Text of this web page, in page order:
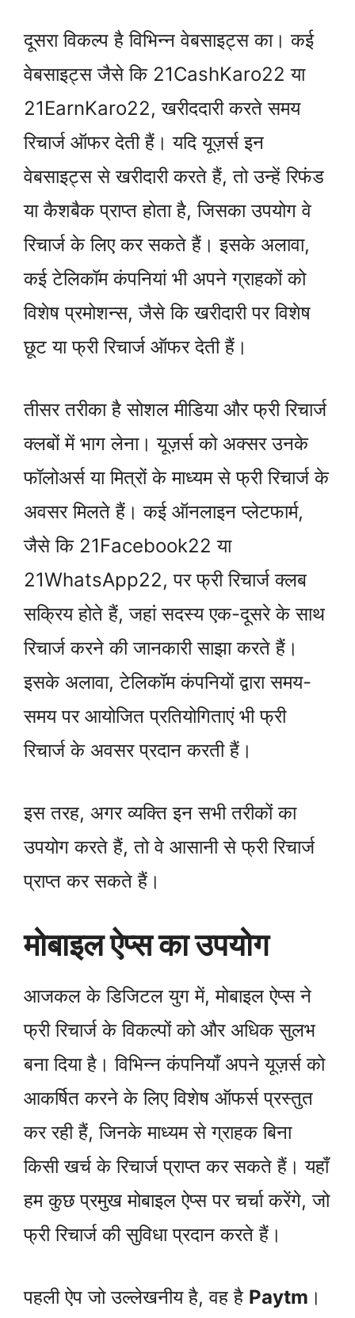
दूसरा विकल्प है विभिन्न वेबसाइट्स का। कई
वेबसाइट्स जैसे कि 21CashKaro22 या
21EarnKaro22, खरीददारी करते समय
रिचार्ज ऑफर देती हैं। यदि यूज़र्स इन
वेबसाइट्स से खरीदारी करते हैं, तो उन्हें रिफंड
या कैशबैक प्राप्त होता है, जिसका उपयोग वे
रिचार्ज के लिए कर सकते हैं। इसके अलावा,
कई टेलिकॉम कंपनियां भी अपने ग्राहकों को
विशेष प्रमोशन्स, जैसे कि खरीदारी पर विशेष
छूट या फ्री रिचार्ज ऑफर देती हैं।
तीसर तरीका है सोशल मीडिया और फ्री रिचार्ज
क्लबों में भाग लेना। यूज़र्स को अक्सर उनके
फॉलोअर्स या मित्रों के माध्यम से फ्री रिचार्ज के
अवसर मिलते हैं। कई ऑनलाइन प्लेटफार्म,
जैसे कि 21Facebook22 या
21WhatsApp22, पर फ्री रिचार्ज क्लब
सक्रिय होते हैं, जहां सदस्य एक-दूसरे के साथ
रिचार्ज करने की जानकारी साझा करते हैं।
इसके अलावा, टेलिकॉम कंपनियों द्वारा समय-
समय पर आयोजित प्रतियोगिताएं भी फ्री
रिचार्ज के अवसर प्रदान करती हैं।
इस तरह, अगर व्यक्ति इन सभी तरीकों का
उपयोग करते हैं, तो वे आसानी से फ्री रिचार्ज
प्राप्त कर सकते हैं।
मोबाइल ऐप्स का उपयोग
आजकल के डिजिटल युग में, मोबाइल ऐप्स ने
फ्री रिचार्ज के विकल्पों को और अधिक सुलभ
बना दिया है। विभिन्न कंपनियाँ अपने यूज़र्स को
आकर्षित करने के लिए विशेष ऑफर्स प्रस्तुत
कर रही हैं, जिनके माध्यम से ग्राहक बिना
किसी खर्च के रिचार्ज प्राप्त कर सकते हैं। यहाँ
हम कुछ प्रमुख मोबाइल ऐप्स पर चर्चा करेंगे, जो
फ्री रिचार्ज की सुविधा प्रदान करते हैं।
पहली ऐप जो उल्लेखनीय है, वह है Paytm ।